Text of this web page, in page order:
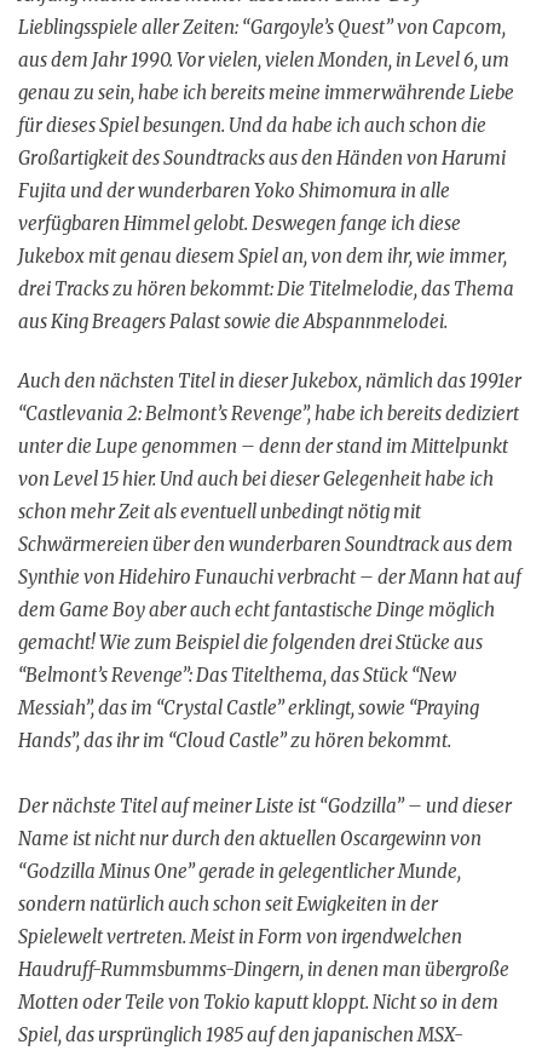
Lieblingsspiele aller Zeiten: “Gargoyle’s Quest” von Capcom,
aus dem Jahr 1990. Vor vielen, vielen Monden, in Level 6, um
genau zu sein, habe ich bereits meine immerwährende Liebe
für dieses Spiel besungen. Und da habe ich auch schon die
Großartigkeit des Soundtracks aus den Händen von Harumi
Fujita und der wunderbaren Yoko Shimomura in alle
verfügbaren Himmel gelobt. Deswegen fange ich diese
Jukebox mit genau diesem Spiel an, von dem ihr, wie immer,
drei Tracks zu hören bekommt: Die Titelmelodie, das Thema
aus King Breagers Palast sowie die Abspannmelodei.
Auch den nächsten Titel in dieser Jukebox, nämlich das 1991er
“Castlevania 2: Belmont’s Revenge”, habe ich bereits dediziert
unter die Lupe genommen – denn der stand im Mittelpunkt
von Level 15 hier. Und auch bei dieser Gelegenheit habe ich
schon mehr Zeit als eventuell unbedingt nötig mit
Schwärmereien über den wunderbaren Soundtrack aus dem
Synthie von Hidehiro Funauchi verbracht – der Mann hat auf
dem Game Boy aber auch echt fantastische Dinge möglich
gemacht! Wie zum Beispiel die folgenden drei Stücke aus
“Belmont’s Revenge”: Das Titelthema, das Stück “New
Messiah”, das im “Crystal Castle” erklingt, sowie “Praying
Hands”, das ihr im “Cloud Castle” zu hören bekommt.
Der nächste Titel auf meiner Liste ist “Godzilla” – und dieser
Name ist nicht nur durch den aktuellen Oscargewinn von
“Godzilla Minus One” gerade in gelegentlicher Munde,
sondern natürlich auch schon seit Ewigkeiten in der
Spielewelt vertreten. Meist in Form von irgendwelchen
Haudruff-Rummsbumms-Dingern, in denen man übergroße
Motten oder Teile von Tokio kaputt kloppt. Nicht so in dem
Spiel, das ursprünglich 1985 auf den japanischen MSX-